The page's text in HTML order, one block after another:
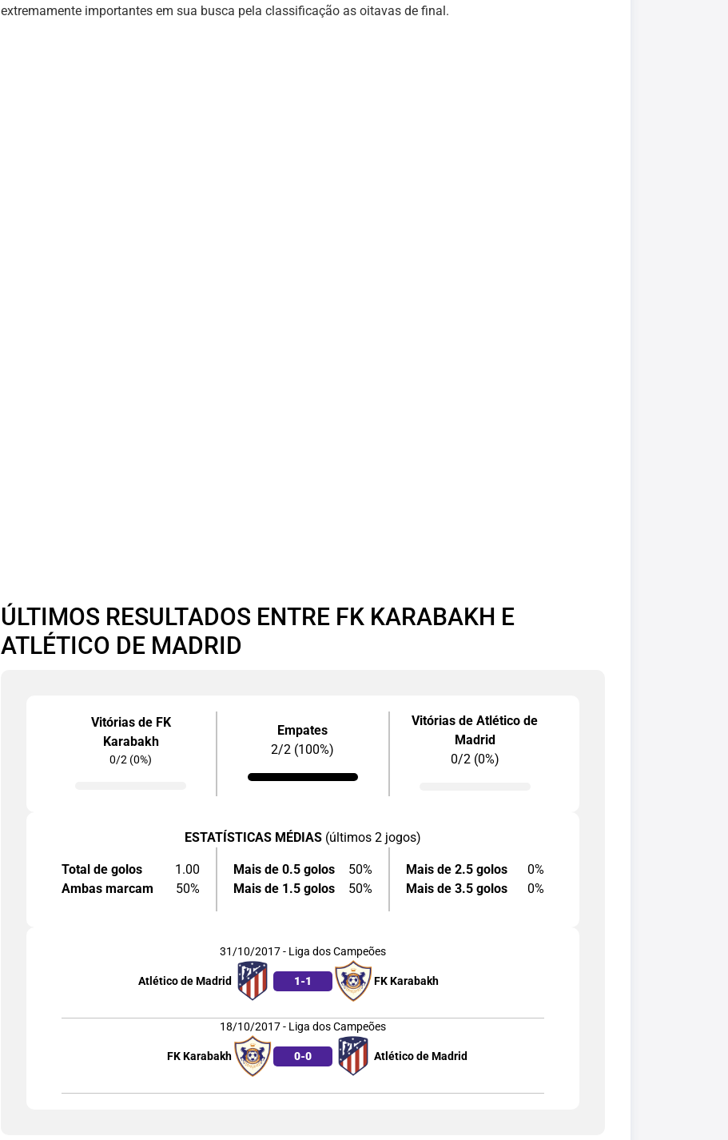
extremamente importantes em sua busca pela classificação as oitavas de final.
ÚLTIMOS RESULTADOS ENTRE FK KARABAKH E
ATLÉTICO DE MADRID
Vitórias de FK
Karabakh
0/2 (0%)
Empates
2/2 (100%)
Vitórias de Atlético de
Madrid
0/2 (0%)
ESTATÍSTICAS MÉDIAS (últimos 2 jogos)
Total de golos
1.00
Ambas marcam
50%
Mais de 0.5 golos
50%
Mais de 1.5 golos
50%
Mais de 2.5 golos
0%
Mais de 3.5 golos
0%
31/10/2017 - Liga dos Campeões
Atlético de Madrid 1-1 FK Karabakh
18/10/2017 - Liga dos Campeões
FK Karabakh 0-0 Atlético de Madrid